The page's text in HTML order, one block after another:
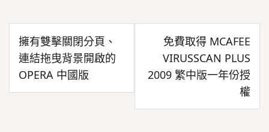
文
章
導
覽
擁有雙擊關閉分頁、
連結拖曳背景開啟的
OPERA 中國版
免費取得 MCAFEE
VIRUSSCAN PLUS
2009 繁中版一年份授
權